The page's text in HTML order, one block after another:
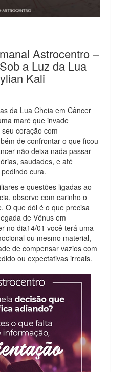
Astrocentro –
a Luz da Lua
Kali
da Lua Cheia em Câncer
maré que invade
coração com
de confrontar o que ficou
não deixa nada passar
saudades, e até
cura.
e questões ligadas ao
observe com carinho o
O que dói é o que precisa
de Vênus em
no dia14/01 você terá uma
ou mesmo material,
de compensar vazios com
ou expectativas irreais.